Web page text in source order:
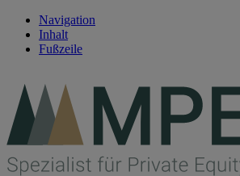
Navigation
Inhalt
Fußzeile